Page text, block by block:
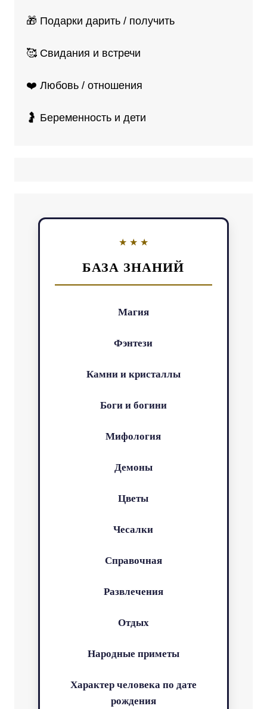
🎁 Подарки дарить / получить
🥰 Свидания и встречи
❤️ Любовь / отношения
🤰 Беременность и дети
БАЗА ЗНАНИЙ
Магия
Фэнтези
Камни и кристаллы
Боги и богини
Мифология
Демоны
Цветы
Чесалки
Справочная
Развлечения
Отдых
Народные приметы
Характер человека по дате
рождения